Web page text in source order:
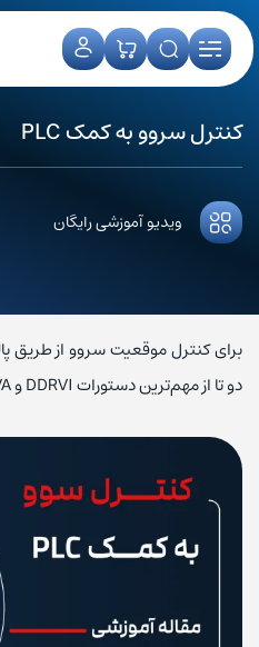
کنترل سروو به کمک PLC
ویدیو آموزشی رایگان
برای کنترل موقعیت سروو از طریق
دو تا از مهم‌ترین دستورات DDRVI و DDRVA در […]